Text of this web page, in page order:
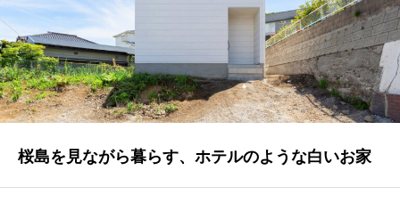
桜島を見ながら暮らす、ホテルのような白いお家